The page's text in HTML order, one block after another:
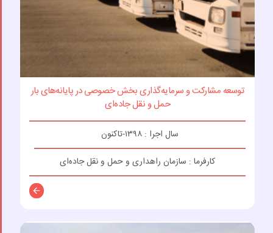
توسعه مشارکت و سرمایه‌گذاری بخش خصوصی در پایانه‌های بار
حمل و نقل جاده‌ای
سال اجرا : ۱۳۹۸-تاکنون
کارفرما : سازمان راهداری و حمل و نقل جاده‌ای